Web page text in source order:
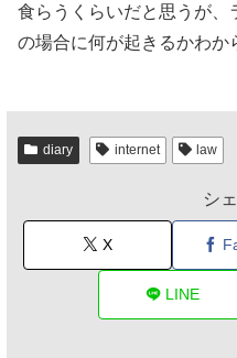
食らうくらいだと思うが、
の場合に何が起きるかわか
diary internet law
シ
X
LINE